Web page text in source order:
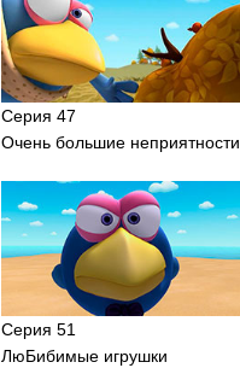
Серия 47
Очень большие неприятности
Серия 51
ЛюБибимые игрушки